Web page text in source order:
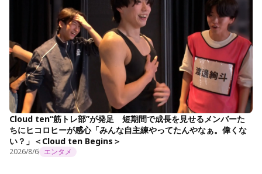
Cloud ten“筋トレ部”が発足 短期間で成長を見せるメンバーた
ちにヒコロヒーが感心「みんな自主練やってたんやなぁ。偉くな
い？」＜Cloud ten Begins＞
2026/8/6 エンタメ